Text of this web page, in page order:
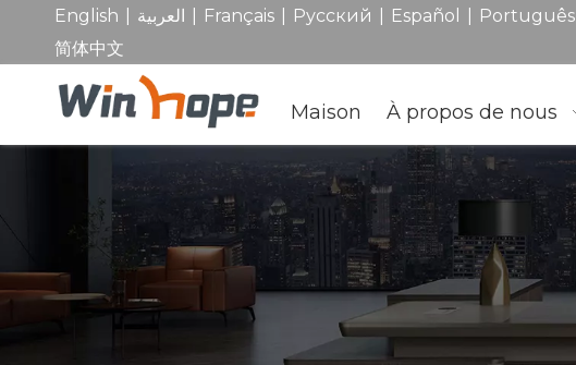
English العربية Français Pусский Español Português
简体中文
Maison À propos de nous